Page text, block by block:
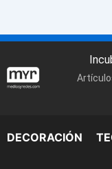
DECORACIÓN